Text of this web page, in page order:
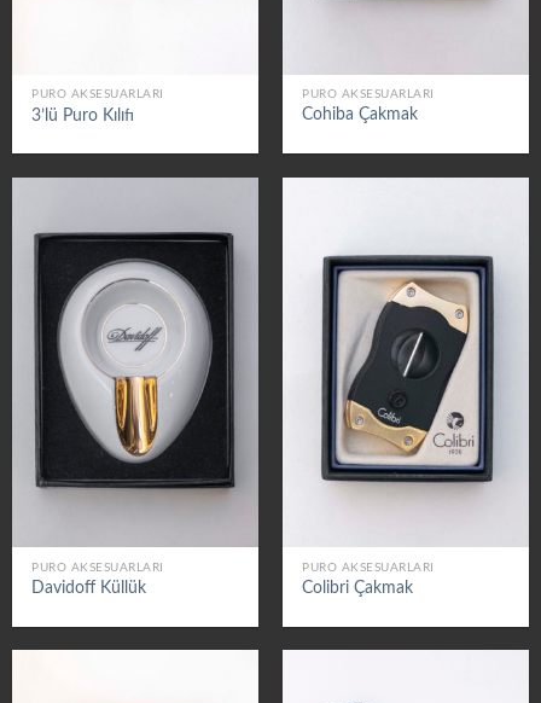
PURO AKSESUARLARI
3’lü Puro Kılıfı
PURO AKSESUARLARI
Cohiba Çakmak
PURO AKSESUARLARI
Davidoff Küllük
PURO AKSESUARLARI
Colibri Çakmak